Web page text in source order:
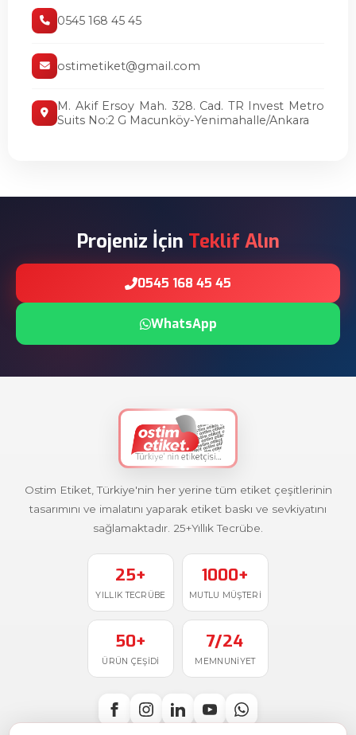
0545 168 45 45
ostimetiket@gmail.com
M. Akif Ersoy Mah. 328. Cad. TR Invest Metro
Suits No:2 G Macunköy-Yenimahalle/Ankara
Projeniz İçin Teklif Alın
0545 168 45 45
WhatsApp
Ostim Etiket, Türkiye'nin her yerine tüm etiket çeşitlerinin
tasarımını ve imalatını yaparak etiket baskı ve sevkiyatını
sağlamaktadır. 25+Yıllık Tecrübe.
25+
YILLIK TECRÜBE
1000+
MUTLU MÜŞTERI
50+
ÜRÜN ÇEŞIDI
7/24
MEMNUNIYET